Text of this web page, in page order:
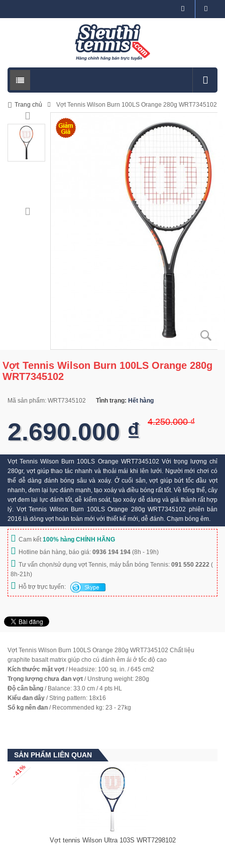
Trang chủ Vợt Tennis Wilson Burn 100LS Orange 280g WRT7345102
Vợt Tennis Wilson Burn 100LS Orange 280g
WRT7345102
Mã sản phẩm: WRT7345102 Tình trạng: Hết hàng
4.250.000 ₫
2.690.000 ₫
Vợt Tennis Wilson Burn 100LS Orange WRT7345102 Với trọng lượng chỉ
280gr, vợt giúp thao tác nhanh và thoải mái khi lên lưới. Người mới chơi có
thể dễ dàng đánh bóng sâu và xoáy. Ở cuối sân, vợt giúp bứt tốc đầu vợt
nhanh, đem lại lực đánh mạnh, tạo xoáy và điều bóng rất tốt. Về tổng thể, cây
vợt đem lại lực đánh tốt, dễ kiểm soát, tạo xoáy dễ dàng và giá thành rất hợp
lý. Vợt Tennis Wilson Burn 100LS Orange 280g WRT7345102 phiên bản
2016 là dòng vợt hoàn toàn mới với thiết kế mới, dễ đánh. Chạm bóng êm.
Cam kết100% hàng CHÍNH HÃNG
Hotline bán hàng, báo giá: 0936 194 194 (8h - 19h)
Tư vấn chọn/sử dụng vợt Tennis, máy bắn bóng Tennis: 091 550 2222 (
8h-21h)
Hỗ trợ trực tuyến:
Vợt Tennis Wilson Burn 100LS Orange 280g WRT7345102 Chất liệu
graphite basalt matrix giúp cho cú đánh êm ái ở tốc độ cao
Kích thước mặt vợt / Headsize: 100 sq. in. / 645 cm2
Trọng lượng chưa đan vợt / Unstrung weight: 280g
Độ cân bằng / Balance: 33.0 cm / 4 pts HL
Kiểu đan dây / String pattern: 18x16
Số kg nên đan / Recommended kg: 23 - 27kg
SẢN PHẨM LIÊN QUAN
- 41%
Vợt tennis Wilson Ultra 103S WRT7298102